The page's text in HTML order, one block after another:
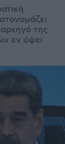
της
εν όψει